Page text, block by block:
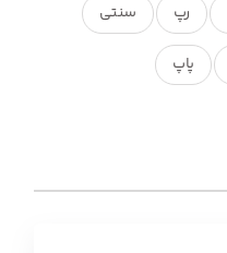
رپ سنتی
پاپ